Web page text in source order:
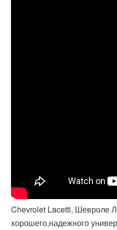
Chevrolet Lacetti, Шевроле
хорошего,надежного